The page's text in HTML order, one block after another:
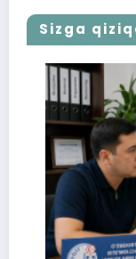
Sizga